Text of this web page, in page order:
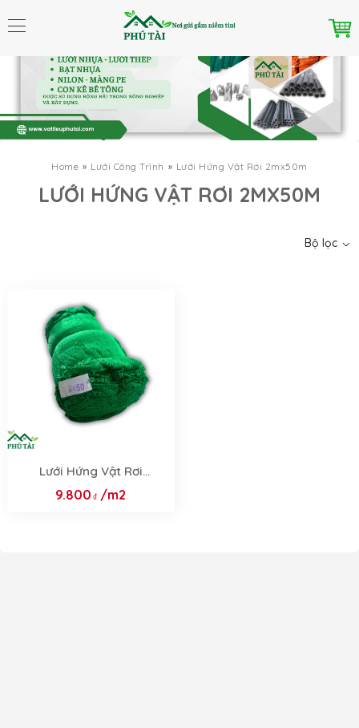
Danh mụcHome Lưới Công Trình Lưới Hứng Vật Rơi 2mx50m
LƯỚI HỨNG VẬT RƠI 2MX50M
Bộ lọc
Lưới Hứng Vật Rơi
2mx50m
9.800 /m2